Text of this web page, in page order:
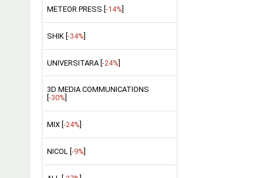
METEOR PRESS [ -14%
SHIK [-34%]
UNIVERSITARA [-24%]
3D MEDIA COMMUNICATIONS
-30%
MIX [ -24%
NICOL [ -9%